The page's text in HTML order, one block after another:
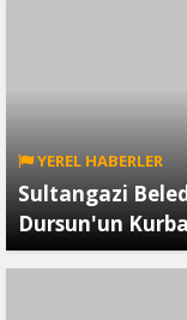
YEREL HABERLER
Sultangazi
Dursun'un